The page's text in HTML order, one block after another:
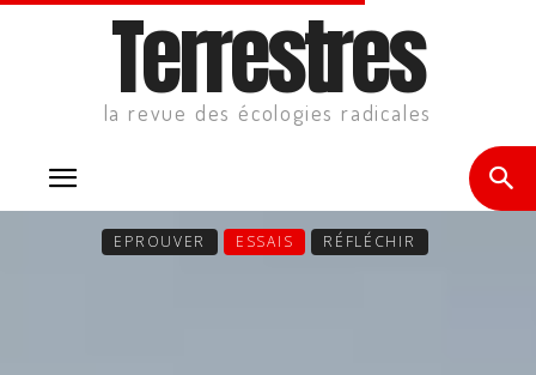
Terrestres
la revue des écologies radicales
EPROUVER ESSAIS RÉFLÉCHIR